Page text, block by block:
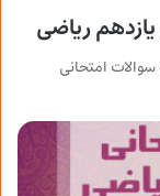
ریاضی
امتحانی